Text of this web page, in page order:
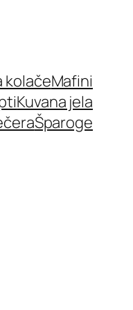
kolačeMafini
Kuvana jela
Šparoge